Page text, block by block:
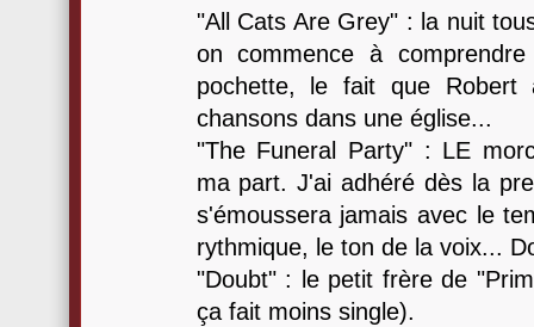
"All Cats Are Grey" : la nuit
on commence à
pochette, le fait que
chansons dans une église...
"The Funeral Party" : LE
ma part. J'ai adhéré dès la
s'émoussera jamais avec le
rythmique, le ton de la voix...
"Doubt" : le petit frère de
ça fait moins single).